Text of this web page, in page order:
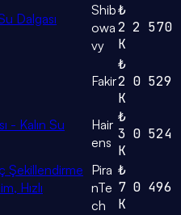
Dalgası
Shib
owa
vy
₺
2
K
2 570
Fakir
₺
2
K
0 529
- Kalın Su
Hair
ens
₺
3
K
0 524
Şekillendirme
Hızlı
Pira
nTe
ch
₺
7
K
0 496